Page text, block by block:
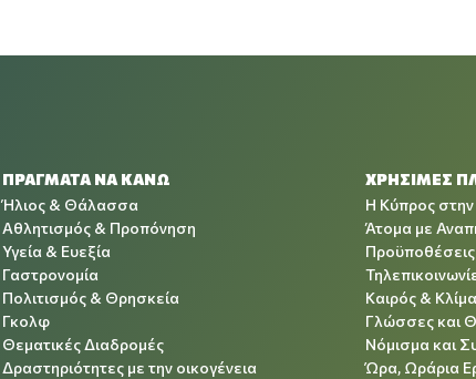
ΠΡΑΓΜΑΤΑ ΝΑ ΚΑΝΩ
Ήλιος & Θάλασσα
Αθλητισμός & Προπόνηση
Υγεία & Ευεξία
Γαστρονομία
Πολιτισμός & Θρησκεία
Γκολφ
Θεματικές Διαδρομές
Δραστηριότητες με την οικογένεια
ΧΡΉΣΙΜΕΣ
Η Κύπρος
Άτομα με
Καιρός & Κλίμα
Γλώσσες και
Νόμισμα και
Ώρα, Ωράρια